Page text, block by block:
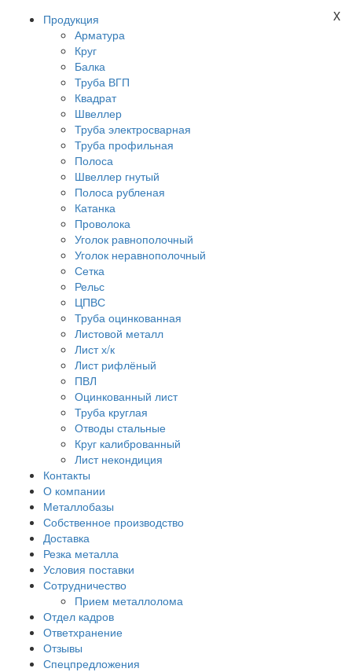
Продукция
Арматура
Круг
Балка
Труба ВГП
Квадрат
Швеллер
Труба электросварная
Труба профильная
Полоса
Швеллер гнутый
Полоса рубленая
Катанка
Проволока
Уголок равнополочный
Уголок неравнополочный
Сетка
Рельс
ЦПВС
Труба оцинкованная
Листовой металл
Лист х/к
Лист рифлёный
ПВЛ
Оцинкованный лист
Труба круглая
Отводы стальные
Круг калиброванный
Лист некондиция
Контакты
О компании
Металлобазы
Собственное производство
Доставка
Резка металла
Условия поставки
Сотрудничество
Прием металлолома
Отдел кадров
Ответхранение
Отзывы
Спецпредложения
X